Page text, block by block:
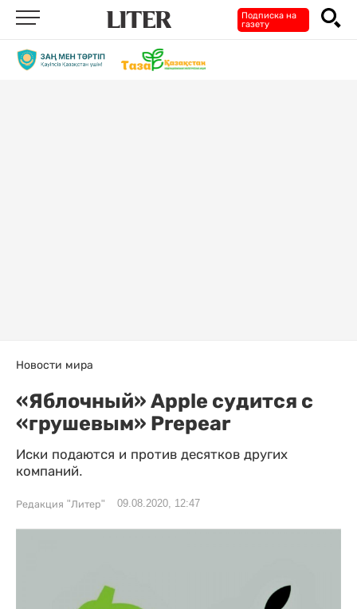
Подписка на
газету
Новости мира
«Яблочный» Apple судится с
«грушевым» Prepear
Иски подаются и против десятков других
компаний.
Редакция "Литер" 09.08.2020, 12:47